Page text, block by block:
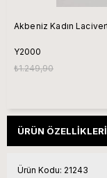
Akbeniz Kadın
Y2000
₺1.249,90
ÜRÜN ÖZELLIKLERI
Ürün Kodu: 21243